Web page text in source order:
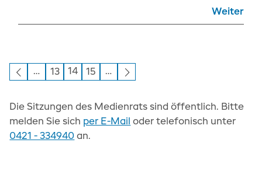
Weiter
… 13 14 15 …
Die Sitzungen des Medienrats sind öffentlich. Bitte
melden Sie sich per E-Mail oder telefonisch unter
0421 - 334940 an.